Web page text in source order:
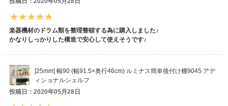
楽器機材のドラム類を整理整頓する為に購入しました♪
かなりしっかりした構造で安心して使えそうです♪
[25mm] 幅90 (幅91.5×奥行46cm) ルミナス簡単後付け棚9045 アデ
ィショナルシェルフ
投稿日：2020年05月28日